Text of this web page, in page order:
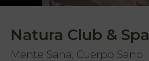
Natura Club & Spa
Mente Sana, Cuerpo Sano